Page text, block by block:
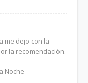
me dejo con la
la recomendación.
Noche